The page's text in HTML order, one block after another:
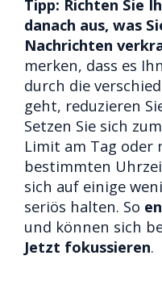
Tipp: Richten Sie
danach aus, was
Nachrichten
merken, dass es
durch die
geht, reduzieren
Setzen Sie sich
Limit am Tag oder
bestimmten
sich auf einige
seriös halten. So
und können sich
Jetzt fokussieren.